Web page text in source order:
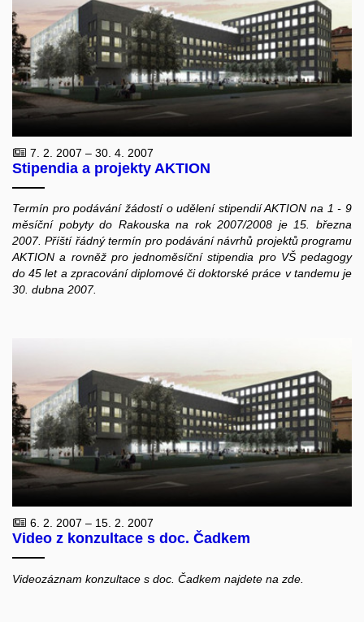
7. 2. 2007 – 30. 4. 2007
Stipendia a projekty AKTION
Termín pro podávání žádostí o udělení stipendií AKTION na 1 - 9
měsíční pobyty do Rakouska na rok 2007/2008 je 15. března
2007. Příští řádný termín pro podávání návrhů projektů programu
AKTION a rovněž pro jednoměsíční stipendia pro VŠ pedagogy
do 45 let a zpracování diplomové či doktorské práce v tandemu je
30. dubna 2007.
6. 2. 2007 – 15. 2. 2007
Video z konzultace s doc. Čadkem
Videozáznam konzultace s doc. Čadkem najdete na zde.